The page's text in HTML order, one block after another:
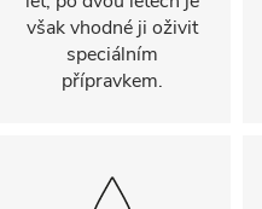
však vhodné ji oživit
speciálním
přípravkem.